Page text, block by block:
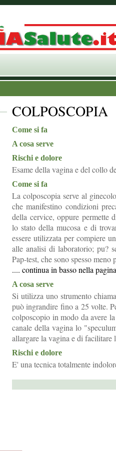
COLPOSCOPIA
Come si fa
A cosa serve
Rischi e dolore
Esame della vagina e del collo
Come si fa
La colposcopia serve al
che manifestino condizioni
della cervice, oppure permette
lo stato della mucosa e di
essere utilizzata per compiere
alle analisi di laboratorio; pu?
Pap-test, che sono spesso meno
.... continua in basso nella
A cosa serve
Si utilizza uno strumento
può ingrandire fino a 25 volte.
colposcopio in modo da avere
canale della vagina lo
allargare la vagina e di facilitare
Rischi e dolore
E' una tecnica totalmente